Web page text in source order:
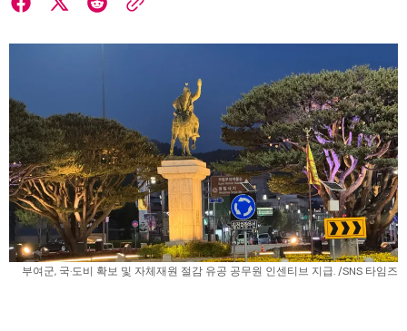
부여군, 국·도비 확보 및 자체재원 절감 유공 공무원 인센티브 지급. /SNS 타임즈